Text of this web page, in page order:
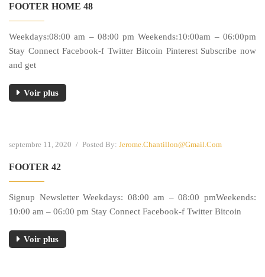
FOOTER HOME 48
Weekdays:08:00 am – 08:00 pm Weekends:10:00am – 06:00pm
Stay Connect Facebook-f Twitter Bitcoin Pinterest Subscribe now
and get
Voir plus
septembre 11, 2020 / Posted By: Jerome.chantillon@gmail.com
FOOTER 42
Signup Newsletter Weekdays: 08:00 am – 08:00 pmWeekends:
10:00 am – 06:00 pm Stay Connect Facebook-f Twitter Bitcoin
Voir plus